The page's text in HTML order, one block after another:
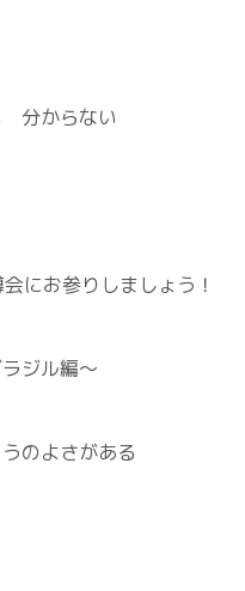
分からない
にお参りしましょう！
ジル編〜
のよさがある